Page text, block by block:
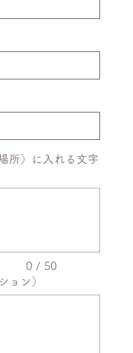
所）に入れる文字
0 / 50
ョン）